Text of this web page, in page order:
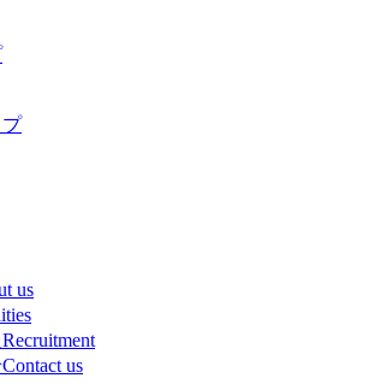
us
Recruitment
Contact us